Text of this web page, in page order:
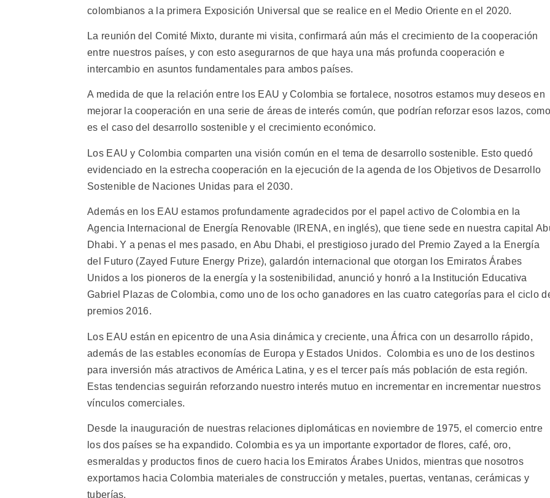
colombianos a la primera Exposición Universal que se realice en el Medio Oriente en el 2020.
La reunión del Comité Mixto, durante mi visita, confirmará aún más el crecimiento de la cooperación
entre nuestros países, y con esto asegurarnos de que haya una más profunda cooperación e
intercambio en asuntos fundamentales para ambos países.
A medida de que la relación entre los EAU y Colombia se fortalece, nosotros estamos muy deseos en
mejorar la cooperación en una serie de áreas de interés común, que podrían reforzar esos lazos, como
es el caso del desarrollo sostenible y el crecimiento económico.
Los EAU y Colombia comparten una visión común en el tema de desarrollo sostenible. Esto quedó
evidenciado en la estrecha cooperación en la ejecución de la agenda de los Objetivos de Desarrollo
Sostenible de Naciones Unidas para el 2030.
Además en los EAU estamos profundamente agradecidos por el papel activo de Colombia en la
Agencia Internacional de Energía Renovable (IRENA, en inglés), que tiene sede en nuestra capital
Dhabi. Y a penas el mes pasado, en Abu Dhabi, el prestigioso jurado del Premio Zayed a la Energía
del Futuro (Zayed Future Energy Prize), galardón internacional que otorgan los Emiratos Árabes
Unidos a los pioneros de la energía y la sostenibilidad, anunció y honró a la Institución Educativa
Gabriel Plazas de Colombia, como uno de los ocho ganadores en las cuatro categorías para el ciclo
premios 2016.
Los EAU están en epicentro de una Asia dinámica y creciente, una África con un desarrollo rápido,
además de las estables economías de Europa y Estados Unidos. Colombia es uno de los destinos
para inversión más atractivos de América Latina, y es el tercer país más población de esta región.
Estas tendencias seguirán reforzando nuestro interés mutuo en incrementar en incrementar nuestros
vínculos comerciales.
Desde la inauguración de nuestras relaciones diplomáticas en noviembre de 1975, el comercio entre
los dos países se ha expandido. Colombia es ya un importante exportador de flores, café, oro,
esmeraldas y productos finos de cuero hacia los Emiratos Árabes Unidos, mientras que nosotros
exportamos hacia Colombia materiales de construcción y metales, puertas, ventanas, cerámicas y
tuberías.